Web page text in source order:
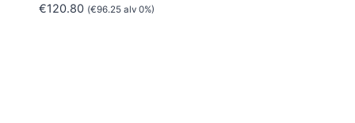
€120.80 (€96.25alv 0%)